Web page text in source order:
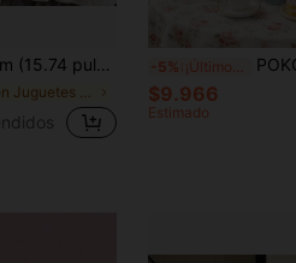
peluche, diseñado en rosa, blanco y marrón claro, regalo creativo para fiesta de cumpleaños de niños, decoración del hogar, decoración de habitación de niñas, coleccionables -5% POKOJA LAND Muñeca de peluche suave de 17 pulgadas para niña, opción de color rosa o
$9.966
Estimado